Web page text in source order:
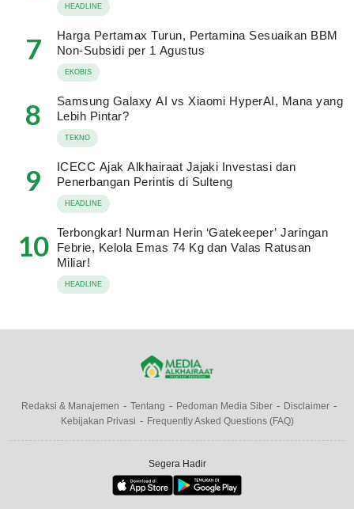
HEADLINE
7
Harga Pertamax Turun, Pertamina Sesuaikan BBM
Non-Subsidi per 1 Agustus
EKOBIS
8
Samsung Galaxy AI vs Xiaomi HyperAI, Mana yang
Lebih Pintar?
TEKNO
9
ICECC Ajak Alkhairaat Jajaki Investasi dan
Penerbangan Perintis di Sulteng
HEADLINE
10 Terbongkar! Nurman Herin ‘Gatekeeper’ Jaringan
Febrie, Kelola Emas 74 Kg dan Valas Ratusan
Miliar!
HEADLINE
Redaksi & Manajemen Tentang Pedoman Media Siber
Disclaimer
Kebijakan Privasi
Frequently Asked Questions (FAQ)
Segera Hadir